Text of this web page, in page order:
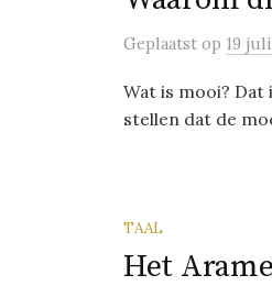
Geplaatst op 19
Wat is mooi?
stellen dat de
TAAL
Het